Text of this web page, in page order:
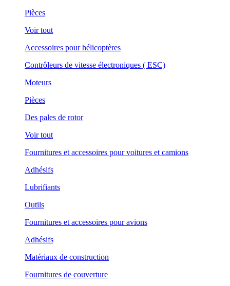
Pièces
Voir tout
Accessoires pour hélicoptères
Contrôleurs de vitesse électroniques ( ESC)
Moteurs
Pièces
Des pales de rotor
Voir tout
Fournitures et accessoires pour voitures et camions
Adhésifs
Lubrifiants
Outils
Fournitures et accessoires pour avions
Adhésifs
Matériaux de construction
Fournitures de couverture